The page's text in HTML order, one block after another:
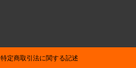
特定商取引法に関する記述